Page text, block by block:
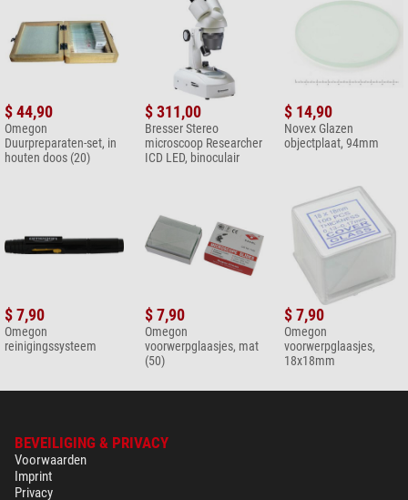
+ Toon meer accessoires in deze categorie: 1
Alle prijzen zijn inclusief BTW + verzendkosten.
$ 44,90
Omegon
Duurpreparaten-set, in
houten doos (20)
$ 311,00
Bresser Stereo
microscoop Researcher
ICD LED, binoculair
$ 14,90
Novex Glazen
objectplaat, 94mm
$ 7,90
Omegon
reinigingssysteem
$ 7,90
Omegon
voorwerpglaasjes, mat
(50)
$ 7,90
Omegon
voorwerpglaasjes,
18x18mm
BEVEILIGING & PRIVACY
Voorwaarden
Imprint
Privacy